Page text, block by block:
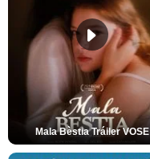
Mala Bèstia Tráiler VOSE